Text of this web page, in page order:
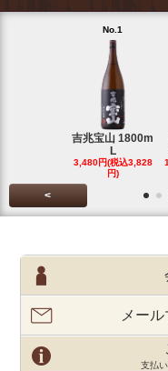
No.1
吉兆宝山 1800m
L
3,480円(税込3,828
円)
<
メー
支払